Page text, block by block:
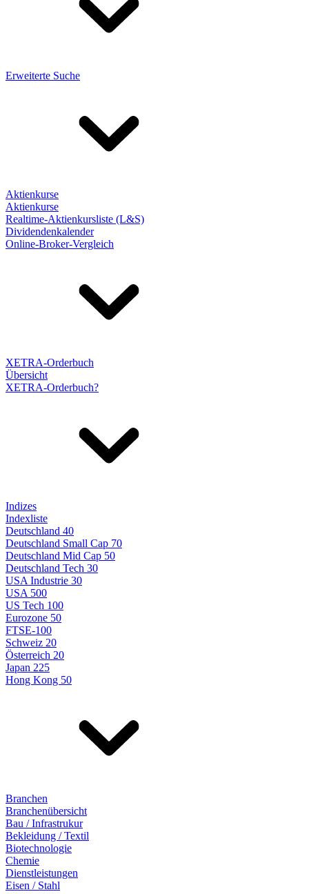
Erweiterte Suche
Aktienkurse
Aktienkurse
Realtime-Aktienkursliste (L&S)
Dividendenkalender
Online-Broker-Vergleich
XETRA-Orderbuch
Übersicht
XETRA-Orderbuch?
Indizes
Indexliste
Deutschland 40
Deutschland Small Cap 70
Deutschland Mid Cap 50
Deutschland Tech 30
USA Industrie 30
USA 500
US Tech 100
Eurozone 50
FTSE-100
Schweiz 20
Österreich 20
Japan 225
Hong Kong 50
Branchen
Branchenübersicht
Bau / Infrastrukur
Bekleidung / Textil
Biotechnologie
Chemie
Dienstleistungen
Eisen / Stahl